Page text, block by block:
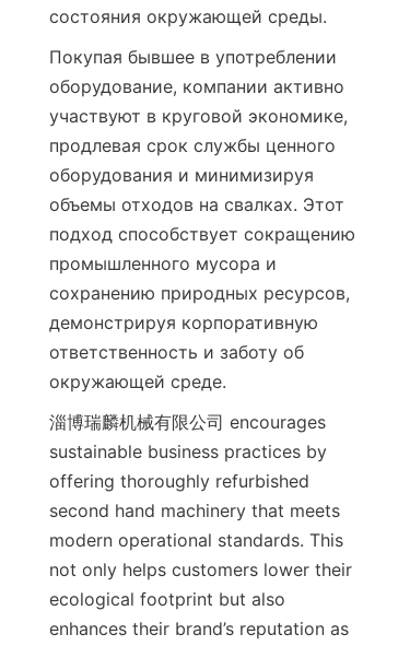
состояния окружающей среды.
Покупая бывшее в употреблении
оборудование, компании активно
участвуют в круговой экономике,
продлевая срок службы ценного
оборудования и минимизируя
объемы отходов на свалках. Этот
подход способствует сокращению
промышленного мусора и
сохранению природных ресурсов,
демонстрируя корпоративную
ответственность и заботу об
окружающей среде.
淄博瑞麟机械有限公司 encourages
sustainable business practices by
offering thoroughly refurbished
second hand machinery that meets
modern operational standards. This
not only helps customers lower their
ecological footprint but also
enhances their brand’s reputation as